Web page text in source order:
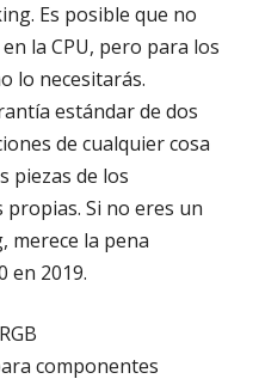
Es posible que no
la CPU, pero para los
lo necesitarás.
estándar de dos
de cualquier cosa
piezas de los
Si no eres un
merece la pena
en 2019.
componentes